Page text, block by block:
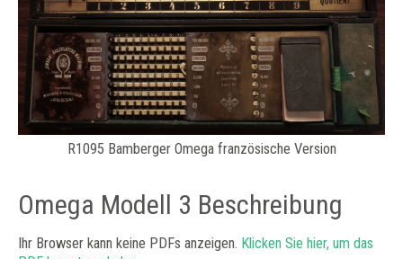
R1095 Bamberger Omega französische Version
Omega Modell 3 Beschreibung
Ihr Browser kann keine PDFs anzeigen. Klicken Sie hier, um das